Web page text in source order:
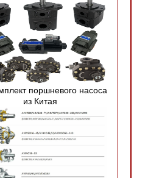
поршневого насоса
из Китая